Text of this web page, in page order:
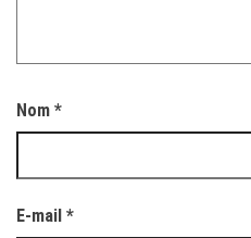
Nom *
E-mail *